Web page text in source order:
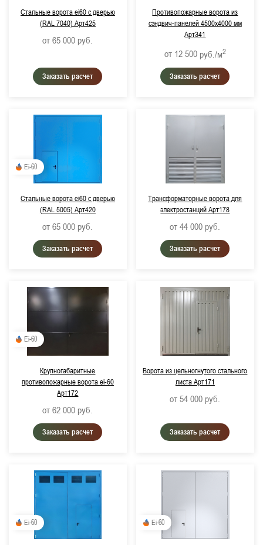
Стальные ворота ei60 с дверью
(RAL 7040) Арт425
от 65 000 руб.
Заказать расчет
Противопожарные ворота из
сэндвич-панелей 4500х4000 мм
Арт341
от 12 500 руб./м2
Заказать расчет
Ei-60
Стальные ворота ei60 с дверью
(RAL 5005) Арт420
от 65 000 руб.
Заказать расчет
Трансформаторные ворота для
электростанций Арт178
от 44 000 руб.
Заказать расчет
Ei-60
Крупногабаритные
противопожарные ворота ei-60
Арт172
от 62 000 руб.
Заказать расчет
Ворота из цельногнутого стального
листа Арт171
от 54 000 руб.
Заказать расчет
Ei-60 Ei-60